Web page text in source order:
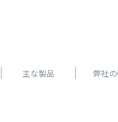
主な製品 弊社